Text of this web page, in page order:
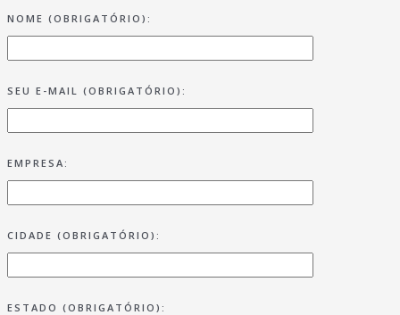
NOME (OBRIGATÓRIO):
SEU E-MAIL (OBRIGATÓRIO):
EMPRESA:
CIDADE (OBRIGATÓRIO):
ESTADO (OBRIGATÓRIO):